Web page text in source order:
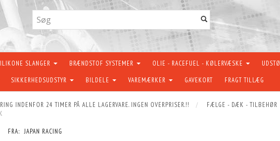
SLANGER BRÆNDSTOF SYSTEMER OLIE - RACEFUEL - KØLERVÆSKE
SIKKERHEDSUDSTYR BILDELE VAREMÆRKER GAVEKORT FRAGT TILLÆG
INDENFOR 24 TIMER PÅ ALLE LAGERVARE. INGEN OVERPRISER.!! FÆLGE - DÆK - TILBEHØR
FRA: JAPAN RACING